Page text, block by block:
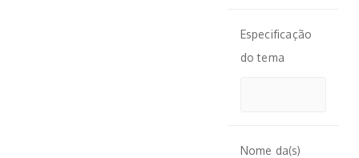
Especificação
do tema
Nome da(s)